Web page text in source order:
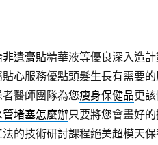
非遺膏貼精華液等優良深入造
心服務優點頭髮生長有需要
醫師團隊為您瘦身保健品更
管堵塞怎麼辦只要將您會畫好
的技術研討課程絕美超模天